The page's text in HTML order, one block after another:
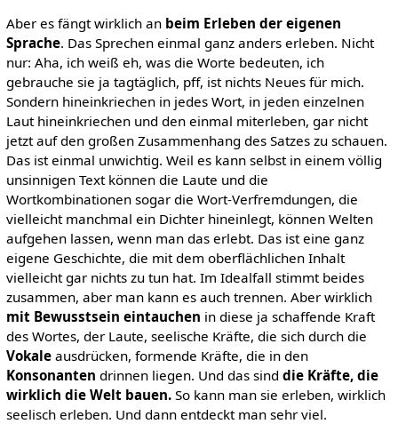
Aber es fängt wirklich an beim Erleben der eigenen
Sprache. Das Sprechen einmal ganz anders erleben. Nicht
nur: Aha, ich weiß eh, was die Worte bedeuten, ich
gebrauche sie ja tagtäglich, pff, ist nichts Neues für mich.
Sondern hineinkriechen in jedes Wort, in jeden einzelnen
Laut hineinkriechen und den einmal miterleben, gar nicht
jetzt auf den großen Zusammenhang des Satzes zu schauen.
Das ist einmal unwichtig. Weil es kann selbst in einem völlig
unsinnigen Text können die Laute und die
Wortkombinationen sogar die Wort-Verfremdungen, die
vielleicht manchmal ein Dichter hineinlegt, können Welten
aufgehen lassen, wenn man das erlebt. Das ist eine ganz
eigene Geschichte, die mit dem oberflächlichen Inhalt
vielleicht gar nichts zu tun hat. Im Idealfall stimmt beides
zusammen, aber man kann es auch trennen. Aber wirklich
mit Bewusstsein eintauchen in diese ja schaffende Kraft
des Wortes, der Laute, seelische Kräfte, die sich durch die
Vokaleausdrücken, formende Kräfte, die in den
Konsonanten drinnen liegen. Und das sind die Kräfte, die
wirklich die Welt bauen.So kann man sie erleben, wirklich
seelisch erleben. Und dann entdeckt man sehr viel.